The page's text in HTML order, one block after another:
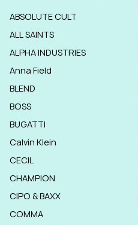
ABSOLUTE CULT
ALL SAINTS
ALPHA INDUSTRIES
Anna Field
BLEND
BOSS
BUGATTI
Calvin Klein
CECIL
CHAMPION
CIPO & BAXX
COMMA